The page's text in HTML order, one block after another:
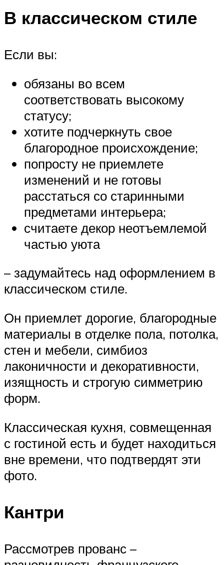
В классическом стиле
Если вы:
обязаны во всем
соответствовать высокому
статусу;
хотите подчеркнуть свое
благородное происхождение;
попросту не приемлете
изменений и не готовы
расстаться со старинными
предметами интерьера;
считаете декор неотъемлемой
частью уюта
– задумайтесь над оформлением в
классическом стиле.
Он приемлет дорогие, благородные
материалы в отделке пола, потолка,
стен и мебели, симбиоз
лаконичности и декоративности,
изящность и строгую симметрию
форм.
Классическая кухня, совмещенная
с гостиной есть и будет находиться
вне времени, что подтвердят эти
фото.
Кантри
Рассмотрев прованс –